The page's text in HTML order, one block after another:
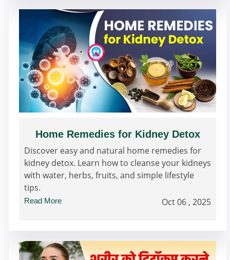
Home Remedies for Kidney Detox
Discover easy and natural home remedies for
kidney detox. Learn how to cleanse your kidneys
with water, herbs, fruits, and simple lifestyle
tips.
Read More Oct 06 , 2025